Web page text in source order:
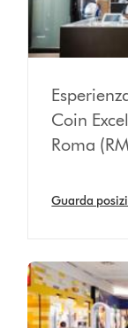
Coin
Roma
Guarda